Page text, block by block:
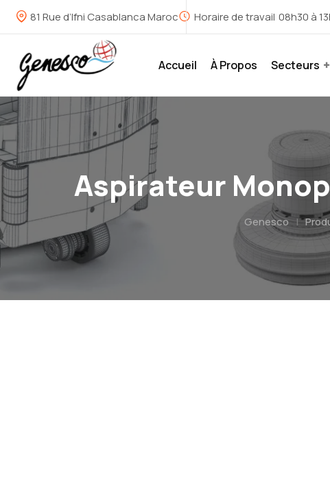
81 Rue d’Ifni Casablanca Maroc Horaire de travail 08h30 à
Accueil À Propos Secteurs
Aspirateur
Genesco |